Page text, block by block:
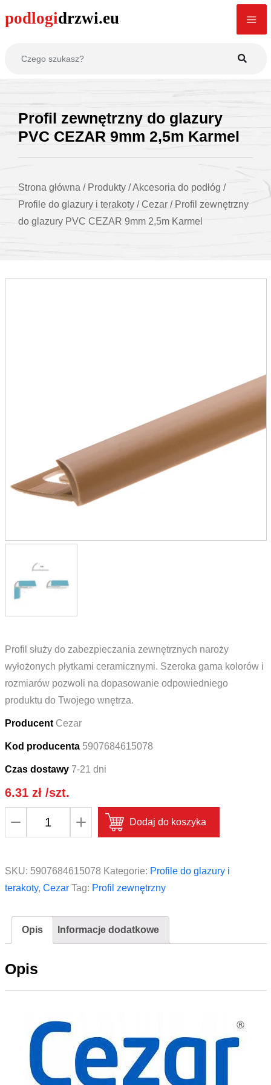
Profil zewnętrzny do glazury
PVC CEZAR 9mm 2,5m Karmel
Strona główna / Produkty /Akcesoria do podłóg /
Profile do glazury i terakoty / Cezar / Profil zewnętrzny
do glazury PVC CEZAR 9mm 2,5m Karmel
Profil służy do zabezpieczania zewnętrznych naroży
wyłożonych płytkami ceramicznymi. Szeroka gama kolorów i
rozmiarów pozwoli na dopasowanie odpowiedniego
produktu do Twojego wnętrza.
Producent Cezar
Kod producenta 5907684615078
Czas dostawy 7-21 dni
6.31 zł/szt.
do
glazury
CEZAR
9mm
Karmel
Dodaj do koszyka
SKU: 5907684615078 Kategorie: Profile do glazury i
terakoty, Cezar Tag: Profil zewnętrzny
Opis Informacje dodatkowe
Opis